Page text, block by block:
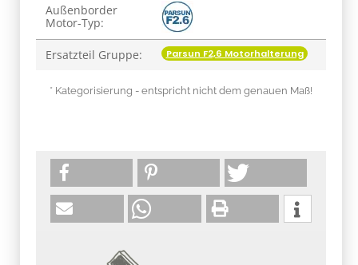
Produkteigenschaft
Wert
Außenborder
Motor-Typ:
Ersatzteil Gruppe: Parsun F2,6 Motorhalterung
* Kategorisierung - entspricht nicht dem genauen Maß!